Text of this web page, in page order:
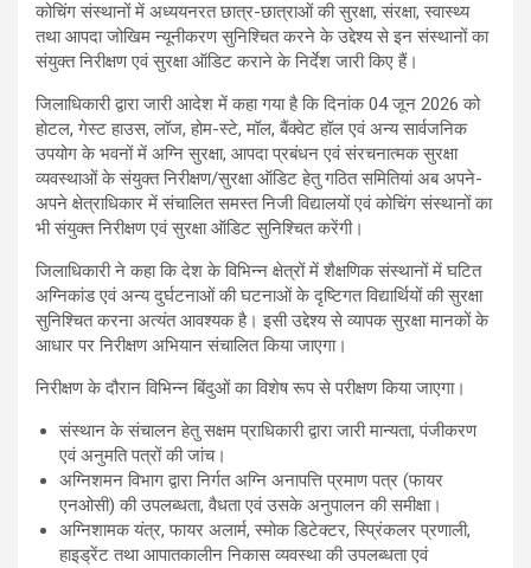
कोचिंग संस्थानों में अध्ययनरत छात्र-छात्राओं की सुरक्षा, संरक्षा, स्वास्थ्य
तथा आपदा जोखिम न्यूनीकरण सुनिश्चित करने के उद्देश्य से इन संस्थानों का
संयुक्त निरीक्षण एवं सुरक्षा ऑडिट कराने के निर्देश जारी किए हैं।
जिलाधिकारी द्वारा जारी आदेश में कहा गया है कि दिनांक 04 जून 2026 को
होटल, गेस्ट हाउस, लॉज, होम-स्टे, मॉल, बैंक्वेट हॉल एवं अन्य सार्वजनिक
उपयोग के भवनों में अग्नि सुरक्षा, आपदा प्रबंधन एवं संरचनात्मक सुरक्षा
व्यवस्थाओं के संयुक्त निरीक्षण/सुरक्षा ऑडिट हेतु गठित समितियां अब अपने-
अपने क्षेत्राधिकार में संचालित समस्त निजी विद्यालयों एवं कोचिंग संस्थानों का
भी संयुक्त निरीक्षण एवं सुरक्षा ऑडिट सुनिश्चित करेंगी।
जिलाधिकारी ने कहा कि देश के विभिन्न क्षेत्रों में शैक्षणिक संस्थानों में घटित
अग्निकांड एवं अन्य दुर्घटनाओं की घटनाओं के दृष्टिगत विद्यार्थियों की सुरक्षा
सुनिश्चित करना अत्यंत आवश्यक है। इसी उद्देश्य से व्यापक सुरक्षा मानकों के
आधार पर निरीक्षण अभियान संचालित किया जाएगा।
निरीक्षण के दौरान विभिन्न बिंदुओं का विशेष रूप से परीक्षण किया जाएगा।
संस्थान के संचालन हेतु सक्षम प्राधिकारी द्वारा जारी मान्यता, पंजीकरण
एवं अनुमति पत्रों की जांच।
अग्निशमन विभाग द्वारा निर्गत अग्नि अनापत्ति प्रमाण पत्र (फायर
एनओसी) की उपलब्धता, वैधता एवं उसके अनुपालन की समीक्षा।
अग्निशामक यंत्र, फायर अलार्म, स्मोक डिटेक्टर, स्प्रिंकलर प्रणाली,
हाइड्रेंट तथा आपातकालीन निकास व्यवस्था की उपलब्धता एवं